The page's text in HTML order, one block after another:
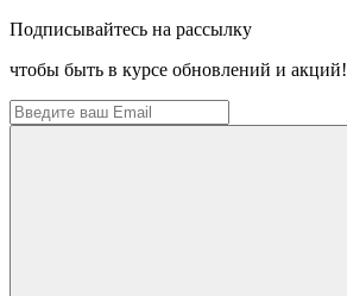
Подписывайтесь на рассылку
чтобы быть в курсе обновлений и акций!